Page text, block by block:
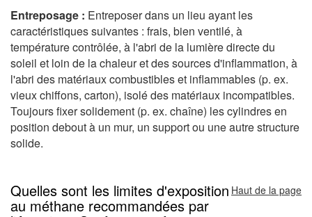
Entreposage : Entreposer dans un lieu ayant les
caractéristiques suivantes : frais, bien ventilé, à
température contrôlée, à l'abri de la lumière directe du
soleil et loin de la chaleur et des sources d'inflammation, à
l'abri des matériaux combustibles et inflammables (p. ex.
vieux chiffons, carton), isolé des matériaux incompatibles.
Toujours fixer solidement (p. ex. chaîne) les cylindres en
position debout à un mur, un support ou une autre structure
solide.
Quelles sont les limites d'exposition
au méthane recommandées par
Haut de la page